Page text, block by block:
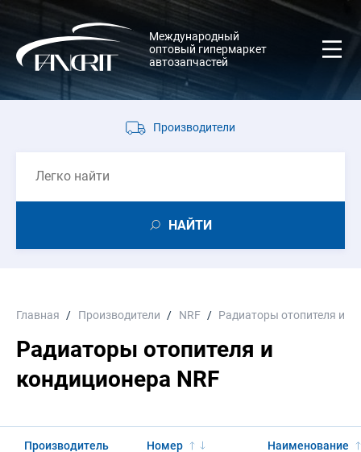
Международный
оптовый гипермаркет
автозапчастей
Производители
НАЙТИ
Главная Производители NRF Радиаторы отопителя и
Радиаторы отопителя и
кондиционера NRF
Производитель Номер Наименование